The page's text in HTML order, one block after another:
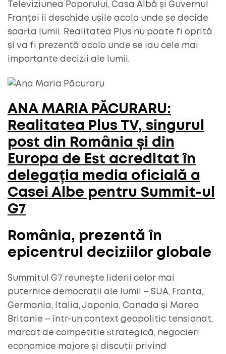
Televiziunea Poporului, Casa Albă și Guvernul
Franței îi deschide ușile acolo unde se decide
soarta lumii. Realitatea Plus nu poate fi oprită
și va fi prezentă acolo unde se iau cele mai
importante decizii ale lumii.
ANA MARIA PĂCURARU:
Realitatea Plus TV, singurul
post din România și din
Europa de Est acreditat în
delegația media oficială a
Casei Albe pentru Summit-ul
G7
România, prezentă în
epicentrul deciziilor globale
Summitul G7 reunește liderii celor mai
puternice democrații ale lumii – SUA, Franța,
Germania, Italia, Japonia, Canada și Marea
Britanie – într-un context geopolitic tensionat,
marcat de competiție strategică, negocieri
economice majore și discuții privind